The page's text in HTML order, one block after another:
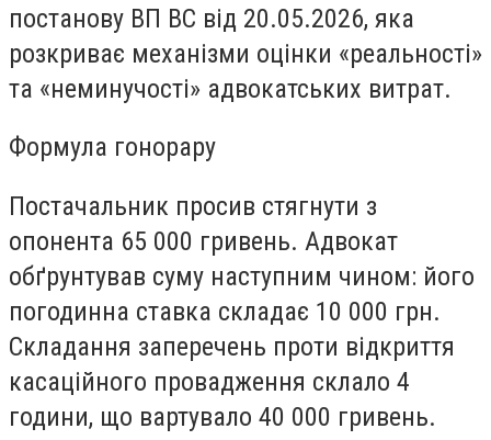
постанову ВП ВС від 20.05.2026, яка
розкриває механізми оцінки «реальності»
та «неминучості» адвокатських витрат.
Формула гонорару
Постачальник просив стягнути з
опонента 65 000 гривень. Адвокат
обґрунтував суму наступним чином: його
погодинна ставка складає 10 000 грн.
Складання заперечень проти відкриття
касаційного провадження склало 4
години, що вартувало 40 000 гривень.